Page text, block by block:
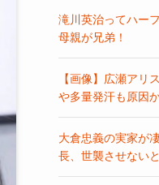
滝川英治ってハー
母親が兄弟！
【画像】広瀬アリ
や多量発汗も原因
大倉忠義の実家が
長、世襲させない